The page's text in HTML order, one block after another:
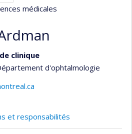
médicales
clinique
d'ophtalmologie
et responsabilités